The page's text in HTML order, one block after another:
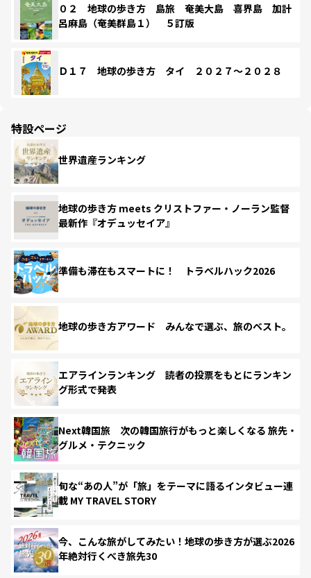
０２ 地球の歩き方 島旅 奄美大島 喜界島 加計
呂麻島（奄美群島１） ５訂版
Ｄ１７ 地球の歩き方 タイ ２０２７～２０２８
特設ページ
世界遺産ランキング
地球の歩き方 meets クリストファー・ノーラン監督
最新作『オデュッセイア』
準備も滞在もスマートに！ トラベルハック2026
地球の歩き方アワード みんなで選ぶ、旅のベスト。
エアラインランキング 読者の投票をもとにランキン
グ形式で発表
Next韓国旅 次の韓国旅行がもっと楽しくなる 旅先・
グルメ・テクニック
旬な“あの人”が「旅」をテーマに語るインタビュー連
載 MY TRAVEL STORY
今、こんな旅がしてみたい！地球の歩き方が選ぶ2026
年絶対行くべき旅先30